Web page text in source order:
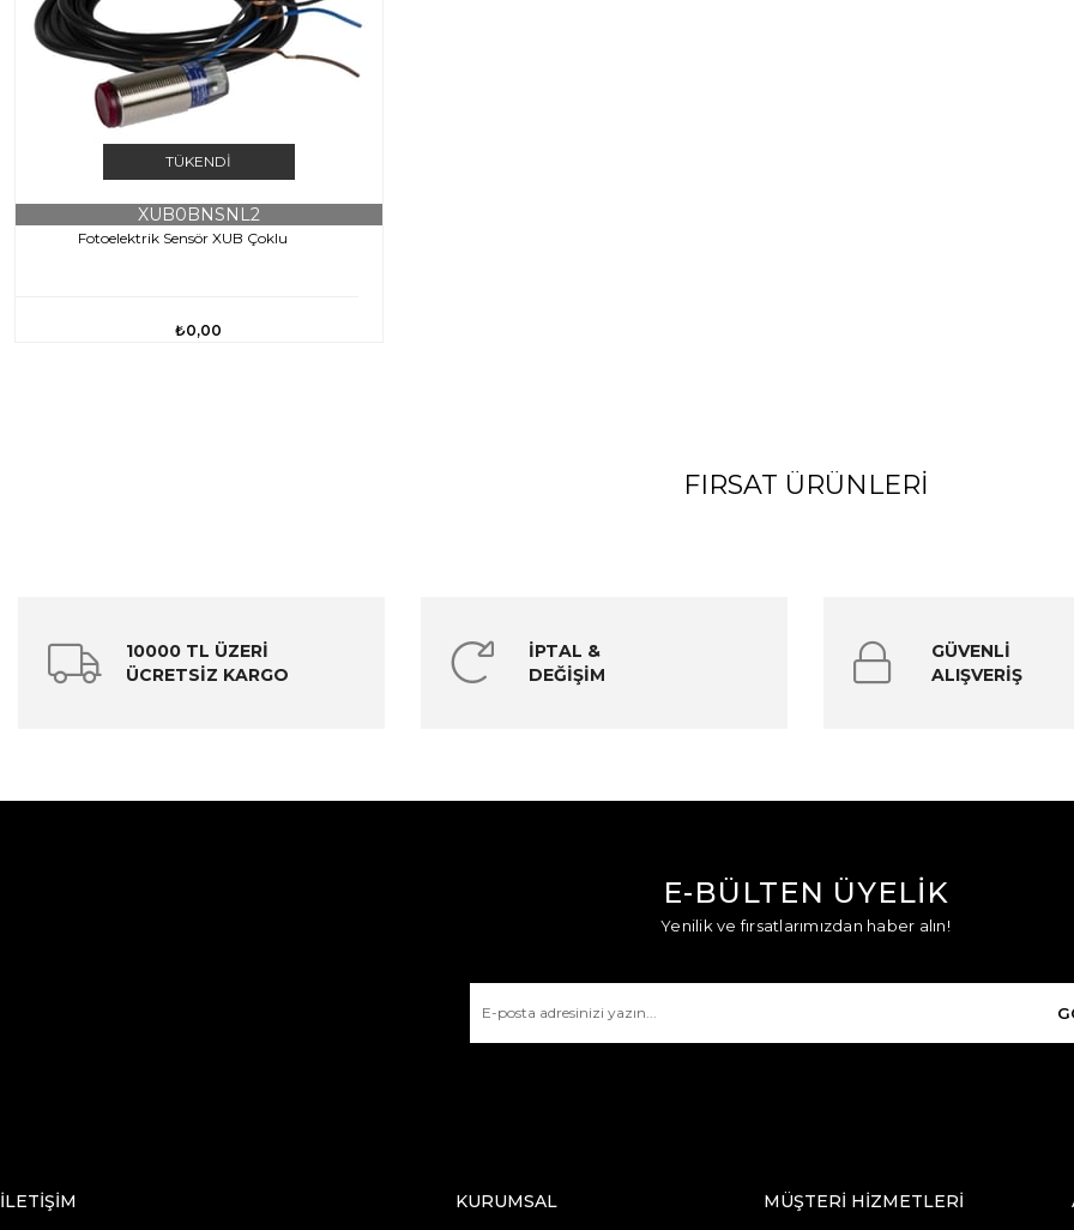
TÜKENDI
Fotoelektrik Sensör XUB Çoklu
XUB0BNSNL2
₺0,00
FIRSAT ÜRÜNLERI
10000 TL ÜZERİ
ÜCRETSİZ KARGO
İPTAL &
DEĞİŞİM
GÜVENLİ
ALIŞVERİŞ
E-BÜLTEN ÜYELİK
Yenilik ve fırsatlarımızdan haber alın!
İLETİŞİM KURUMSAL MÜŞTERİ HİZMETLERİ